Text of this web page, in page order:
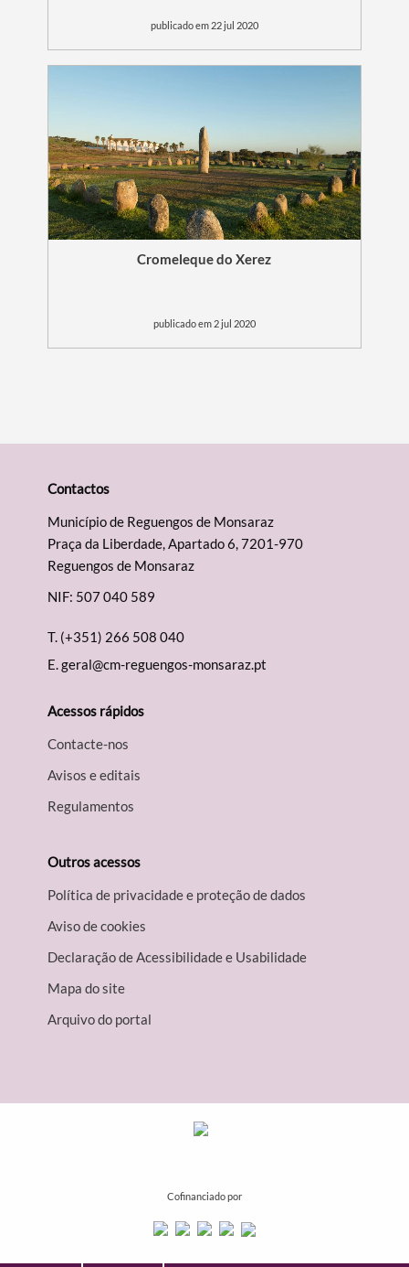
publicado em 22 jul 2020
Cromeleque do Xerez
publicado em 2 jul 2020
Contactos
Município de Reguengos de Monsaraz
Praça da Liberdade, Apartado 6, 7201-970
Reguengos de Monsaraz
NIF: 507 040 589
T. (+351) 266 508 040
E.geral@cm-reguengos-monsaraz.pt
Acessos rápidos
Contacte-nos
Avisos e editais
Regulamentos
Outros acessos
Política de privacidade e proteção de dados
Aviso de cookies
Declaração de Acessibilidade e Usabilidade
Mapa do site
Arquivo do portal
Cofinanciado por